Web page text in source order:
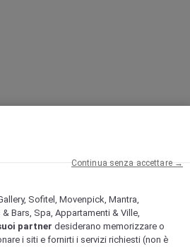
Sofitel, Movenpick, Mantra,
Bars, Spa, Appartamenti & Ville,
partner desiderano memorizzare o
i siti e fornirti i servizi richiesti (non è
Continua senza accettare →